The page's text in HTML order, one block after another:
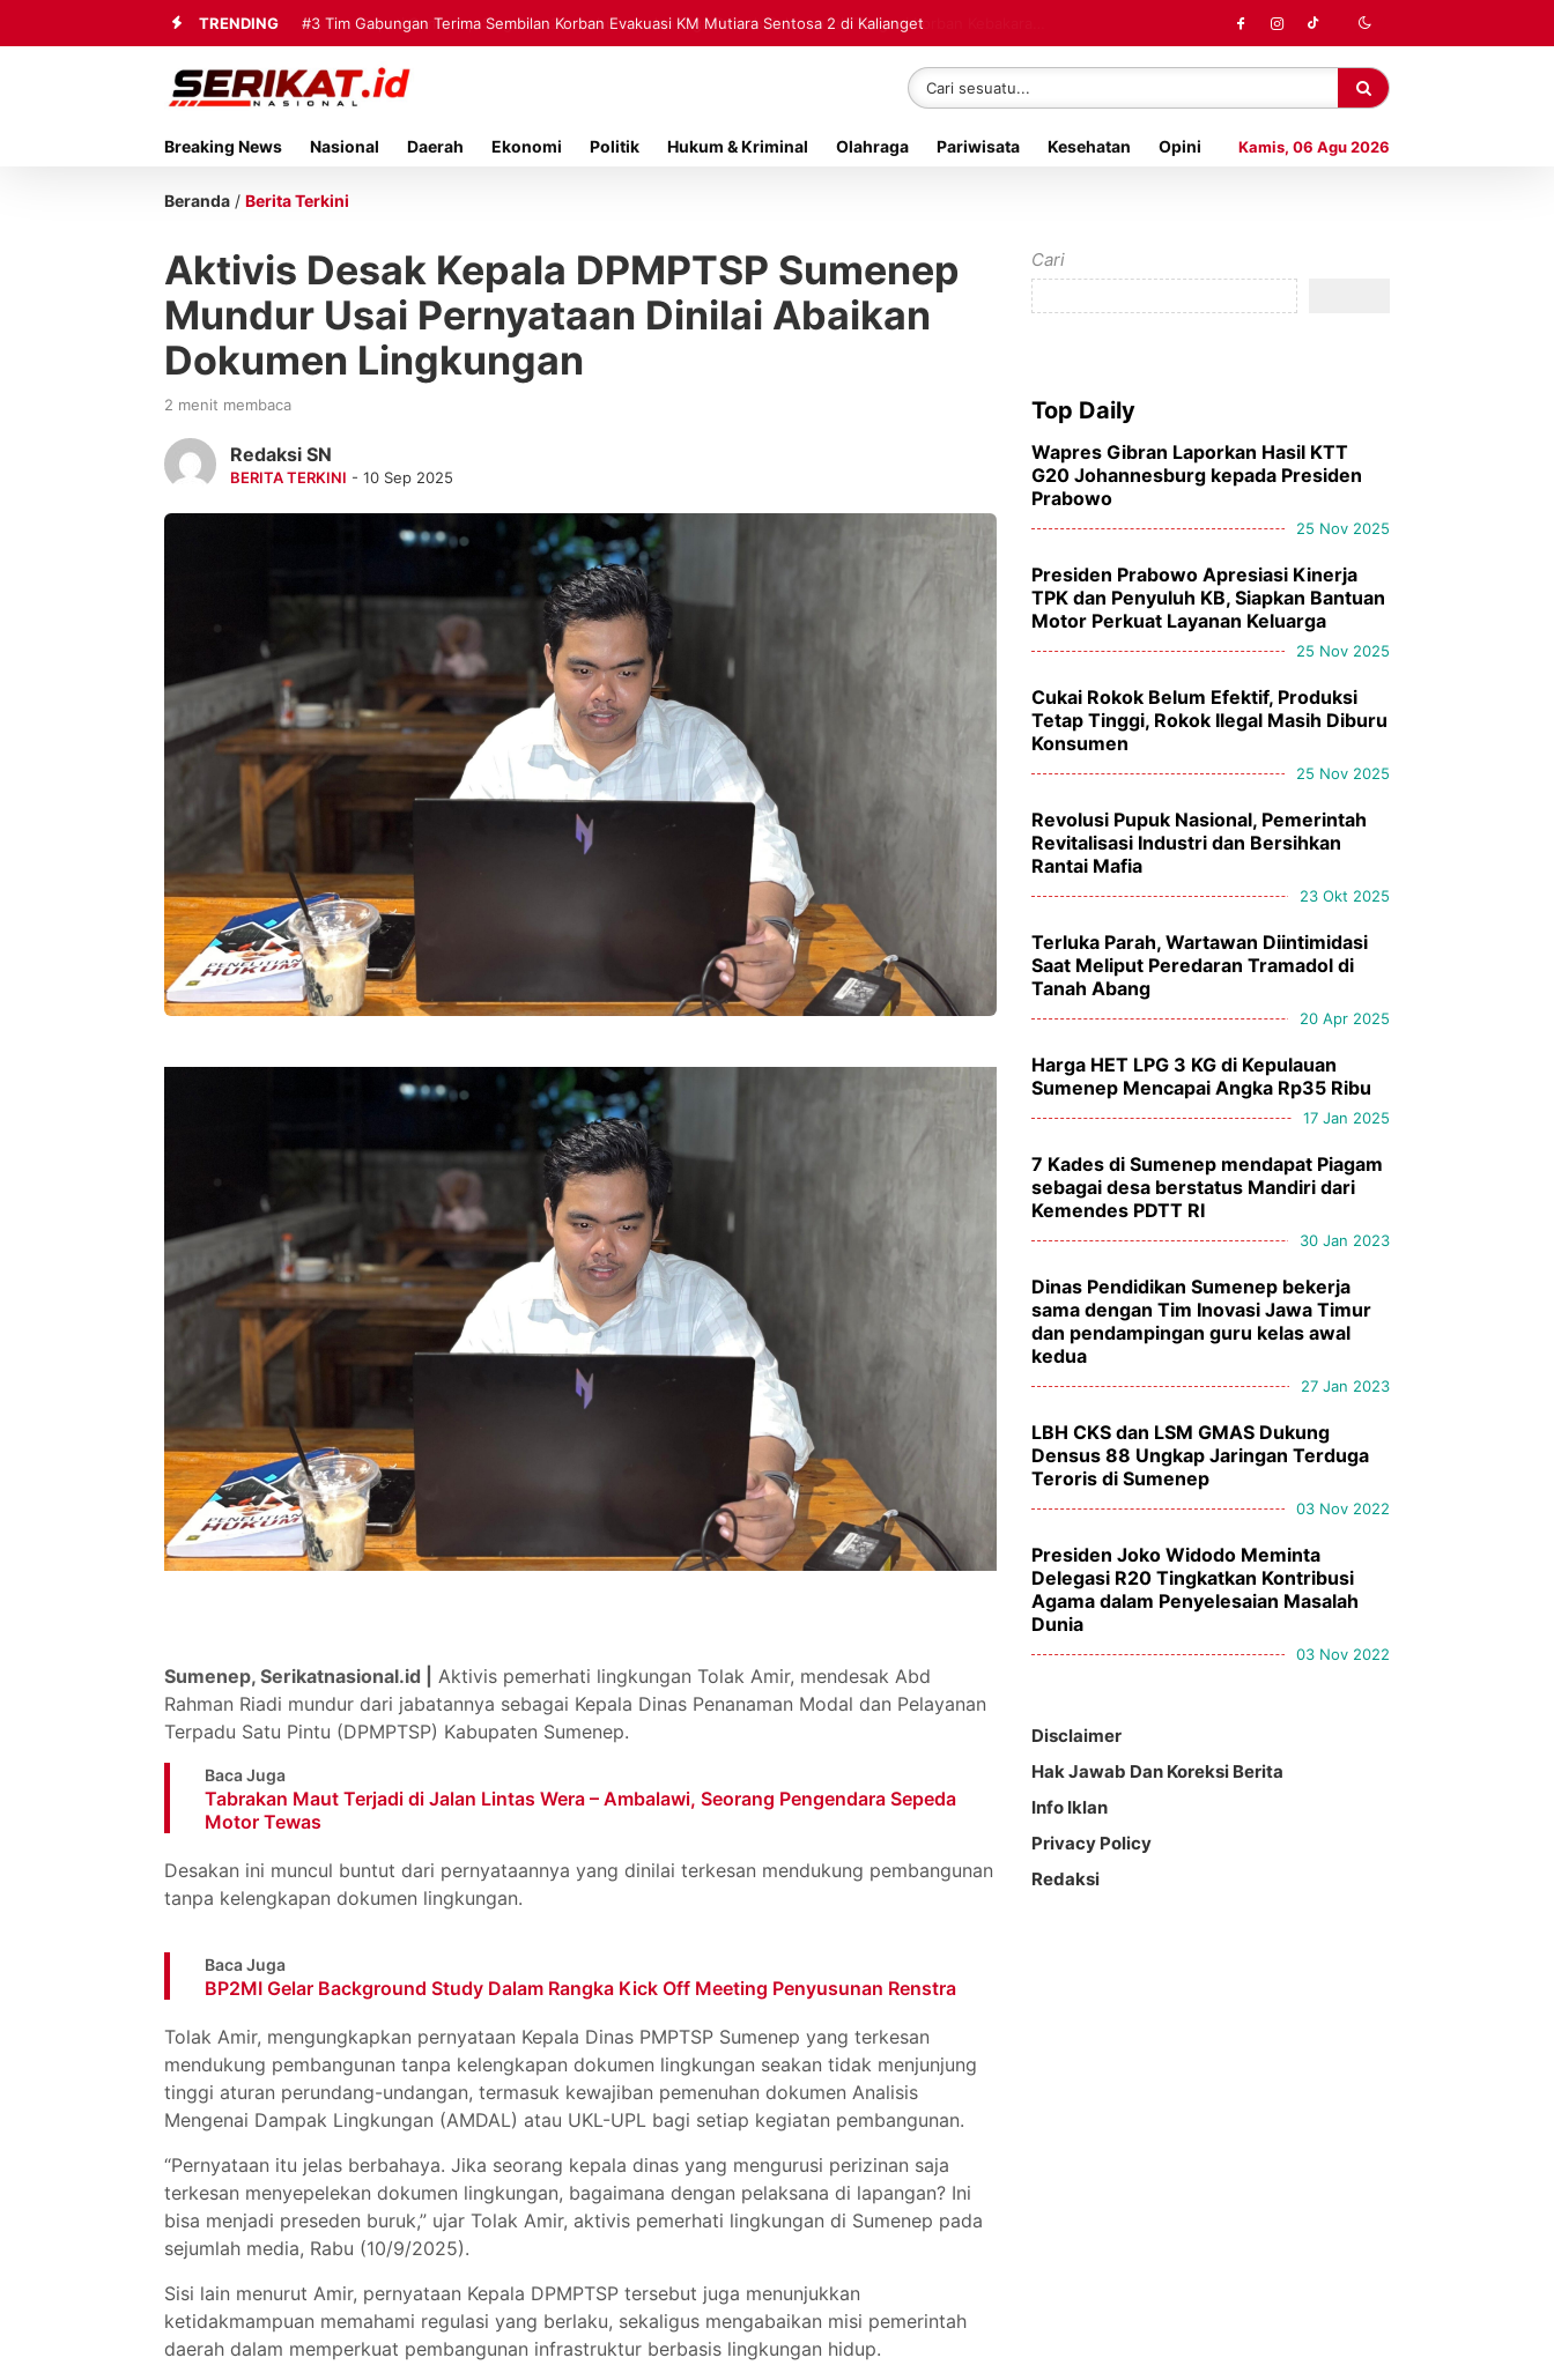
TRENDING #3 Tim Gabungan Terima Sembilan Korban Evakuasi KM Mutiara Sentosa 2 di Kalianget
Breaking News Nasional Daerah Ekonomi Politik Hukum & Kriminal Olahraga Pariwisata Kesehatan Opini Kamis, 06 Agu 2026
Beranda / Berita Terkini
Aktivis Desak Kepala DPMPTSP Sumenep
Mundur Usai Pernyataan Dinilai Abaikan
Dokumen Lingkungan
2 menit membaca
Redaksi SN
BERITA TERKINI - 10 Sep 2025
Sumenep, Serikatnasional.id |
Aktivis pemerhati lingkungan Tolak Amir, mendesak Abd
Rahman Riadi mundur dari jabatannya sebagai Kepala Dinas Penanaman Modal dan Pelayanan
Terpadu Satu Pintu (DPMPTSP) Kabupaten Sumenep.
Baca Juga
Tabrakan Maut Terjadi di Jalan Lintas Wera – Ambalawi, Seorang Pengendara Sepeda
Motor Tewas
Desakan ini muncul buntut dari pernyataannya yang dinilai terkesan mendukung pembangunan
tanpa kelengkapan dokumen lingkungan.
Baca Juga
BP2MI Gelar Background Study Dalam Rangka Kick Off Meeting Penyusunan Renstra
Tolak Amir, mengungkapkan pernyataan Kepala Dinas PMPTSP Sumenep yang terkesan
mendukung pembangunan tanpa kelengkapan dokumen lingkungan seakan tidak menjunjung
tinggi aturan perundang-undangan, termasuk kewajiban pemenuhan dokumen Analisis
Mengenai Dampak Lingkungan (AMDAL) atau UKL-UPL bagi setiap kegiatan pembangunan.
“Pernyataan itu jelas berbahaya. Jika seorang kepala dinas yang mengurusi perizinan saja
terkesan menyepelekan dokumen lingkungan, bagaimana dengan pelaksana di lapangan? Ini
bisa menjadi preseden buruk,” ujar Tolak Amir, aktivis pemerhati lingkungan di Sumenep pada
sejumlah media, Rabu (10/9/2025).
Sisi lain menurut Amir, pernyataan Kepala DPMPTSP tersebut juga menunjukkan
ketidakmampuan memahami regulasi yang berlaku, sekaligus mengabaikan misi pemerintah
daerah dalam memperkuat pembangunan infrastruktur berbasis lingkungan hidup.
Cari
Top Daily
Wapres Gibran Laporkan Hasil KTT
G20 Johannesburg kepada Presiden
Prabowo
25 Nov 2025
Presiden Prabowo Apresiasi Kinerja
TPK dan Penyuluh KB, Siapkan Bantuan
Motor Perkuat Layanan Keluarga
25 Nov 2025
Cukai Rokok Belum Efektif, Produksi
Tetap Tinggi, Rokok Ilegal Masih Diburu
Konsumen
25 Nov 2025
Revolusi Pupuk Nasional, Pemerintah
Revitalisasi Industri dan Bersihkan
Rantai Mafia
23 Okt 2025
Terluka Parah, Wartawan Diintimidasi
Saat Meliput Peredaran Tramadol di
Tanah Abang
20 Apr 2025
Harga HET LPG 3 KG di Kepulauan
Sumenep Mencapai Angka Rp35 Ribu
17 Jan 2025
7 Kades di Sumenep mendapat Piagam
sebagai desa berstatus Mandiri dari
Kemendes PDTT RI
30 Jan 2023
Dinas Pendidikan Sumenep bekerja
sama dengan Tim Inovasi Jawa Timur
dan pendampingan guru kelas awal
kedua
27 Jan 2023
LBH CKS dan LSM GMAS Dukung
Densus 88 Ungkap Jaringan Terduga
Teroris di Sumenep
03 Nov 2022
Presiden Joko Widodo Meminta
Delegasi R20 Tingkatkan Kontribusi
Agama dalam Penyelesaian Masalah
Dunia
03 Nov 2022
Disclaimer
Hak Jawab Dan Koreksi Berita
Info Iklan
Privacy Policy
Redaksi